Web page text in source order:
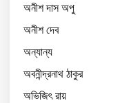
অনীশ দাস অপু
অনীশ দেব
অন্যান্য
অবনীন্দ্রনাথ ঠাকুর
অভিজিৎ রায়